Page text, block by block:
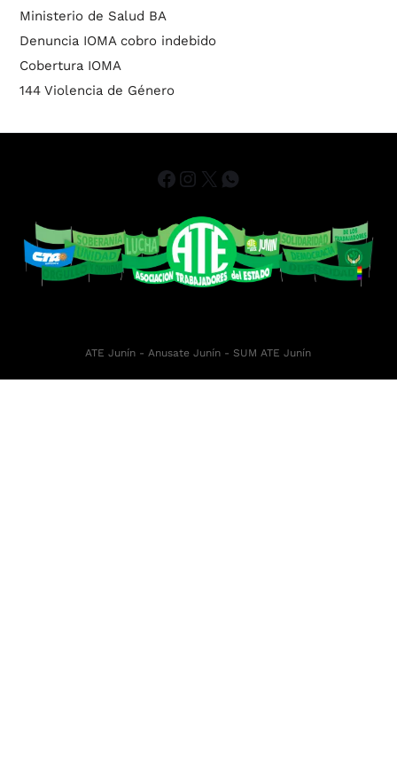
Ministerio de Salud BA
Denuncia IOMA cobro indebido
Cobertura IOMA
144 Violencia de Género
ATE Junín - Anusate Junín -SUM ATE Junín